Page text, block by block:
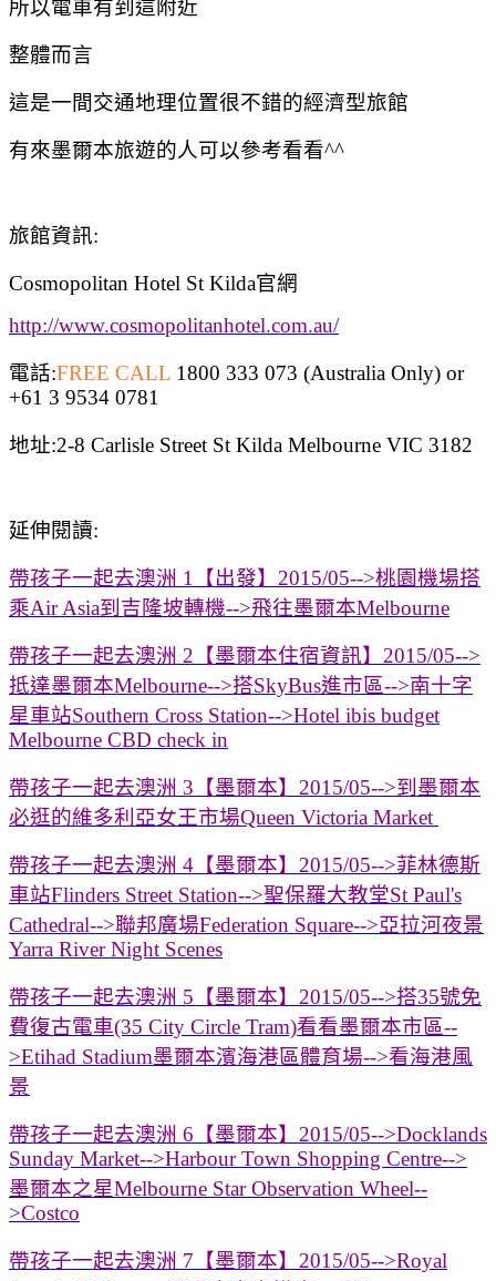
所以電車有到這附近
整體而言
這是一間交通地理位置很不錯的經濟型旅館
有來墨爾本旅遊的人可以參考看看^^
旅館資訊:
Cosmopolitan Hotel St Kilda官網
http://www.cosmopolitanhotel.com.au/
電話:FREE CALL 1800 333 073 (Australia Only) or
+61 3 9534 0781
地址:2-8 Carlisle Street St Kilda Melbourne VIC 3182
延伸閱讀:
帶孩子一起去澳洲 1【出發】2015/05-->桃園機場搭
乘Air Asia到吉隆坡轉機-->飛往墨爾本Melbourne
帶孩子一起去澳洲 2【墨爾本住宿資訊】2015/05-->
抵達墨爾本Melbourne-->搭SkyBus進市區-->南十字
星車站Southern Cross Station-->Hotel ibis budget
Melbourne CBD check in
帶孩子一起去澳洲 3【墨爾本】2015/05-->到墨爾本
必逛的維多利亞女王市場Queen Victoria Market
帶孩子一起去澳洲 4【墨爾本】2015/05-->菲林德斯
車站Flinders Street Station-->聖保羅大教堂St Paul's
Cathedral-->聯邦廣場Federation Square-->亞拉河夜景
Yarra River Night Scenes
帶孩子一起去澳洲 5【墨爾本】2015/05-->搭35號免
費復古電車(35 City Circle Tram)看看墨爾本市區--
>Etihad Stadium墨爾本濱海港區體育場-->看海港風
景
帶孩子一起去澳洲 6【墨爾本】2015/05-->Docklands
Sunday Market-->Harbour Town Shopping Centre-->
墨爾本之星Melbourne Star Observation Wheel--
>Costco
帶孩子一起去澳洲 7【墨爾本】2015/05-->Royal